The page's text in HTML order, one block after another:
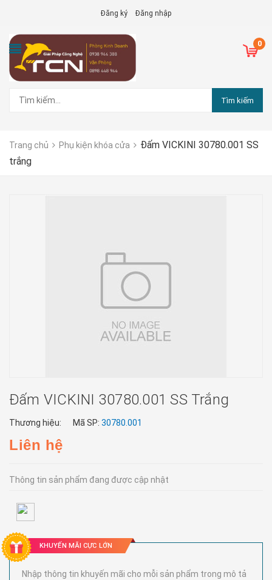
Đăng ký Đăng nhập
0
Tìm kiếm
Trang chủ Phụ kiện khóa cửa
Đấm VICKINI 30780.001 SS
trắng
Đấm VICKINI 30780.001 SS Trắng
Thương hiệu: Mã SP: 30780.001
Liên hệ
Thông tin sản phẩm đang được cập nhật
KHUYẾN MÃI CỰC LỚN
Nhập thông tin khuyến mãi cho mỗi sản phẩm trong mô tả